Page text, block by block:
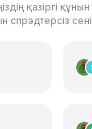
қазіргі